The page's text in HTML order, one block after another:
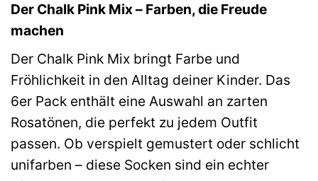
Der Chalk Pink Mix – Farben, die Freude
machen
Der Chalk Pink Mix bringt Farbe und
Fröhlichkeit in den Alltag deiner Kinder. Das
6er Pack enthält eine Auswahl an zarten
Rosatönen, die perfekt zu jedem Outfit
passen. Ob verspielt gemustert oder schlicht
unifarben – diese Socken sind ein echter